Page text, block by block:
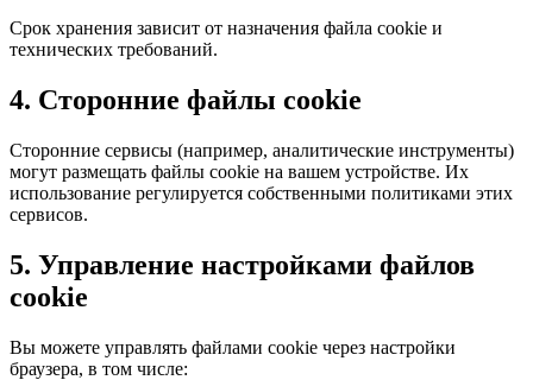
Срок хранения зависит от назначения файла cookie и
технических требований.
4. Сторонние файлы cookie
Сторонние сервисы (например, аналитические инструменты)
могут размещать файлы cookie на вашем устройстве. Их
использование регулируется собственными политиками этих
сервисов.
5. Управление настройками файлов
cookie
Вы можете управлять файлами cookie через настройки
браузера, в том числе: